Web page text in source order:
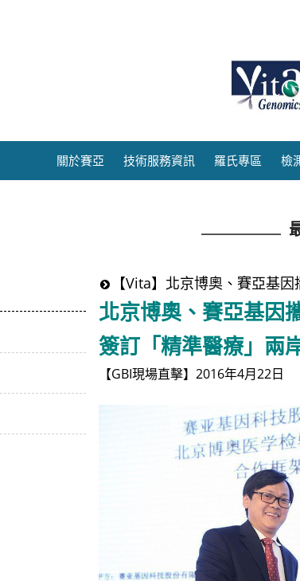
關於賽亞 技術服務資訊 羅氏專區 檢
【Vita】北京博奧、賽亞基
北京博奧、賽亞基因
簽訂「精準醫療」兩
【‪GBI現場直擊‬】2016年4月22日